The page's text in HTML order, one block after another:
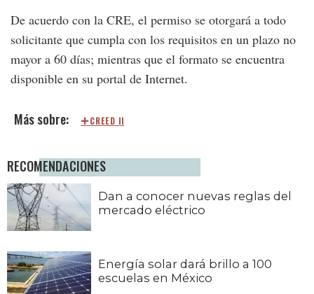
De acuerdo con la CRE, el permiso se otorgará a todo
solicitante que cumpla con los requisitos en un plazo no
mayor a 60 días; mientras que el formato se encuentra
disponible en su portal de Internet.
CREED II
RECOMENDACIONES
Dan a conocer nuevas reglas del
mercado eléctrico
Energía solar dará brillo a 100
escuelas en México